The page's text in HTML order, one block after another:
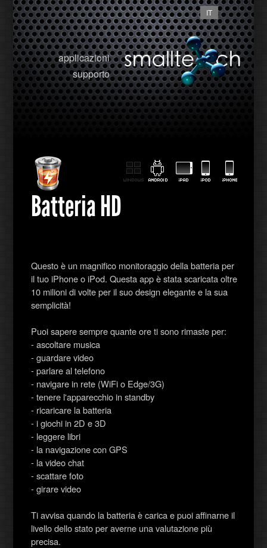
IT
applicazioni
supporto
Batteria HD
Questo è un magnifico monitoraggio della batteria per
il tuo iPhone o iPod. Questa app è stata scaricata oltre
10 milioni di volte per il suo design elegante e la sua
semplicità!
Puoi sapere sempre quante ore ti sono rimaste per:
- ascoltare musica
- guardare video
- parlare al telefono
- navigare in rete (WiFi o Edge/3G)
- tenere l'apparecchio in standby
- ricaricare la batteria
- i giochi in 2D e 3D
- leggere libri
- la navigazione con GPS
- la video chat
- scattare foto
- girare video
Ti avvisa quando la batteria è carica e puoi affinarne il
livello dello stato per averne una valutazione più
precisa.